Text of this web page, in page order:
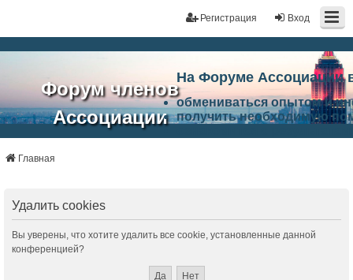
Вход
Регистрация
Форум членов
Ассоциации
портал"
На Форуме Ассоциации
обмениваться опытом и
получить необходимую
Ассоциации.
Главная
Удалить cookies
Вы уверены, что хотите удалить все cookie, установленные данной
конференцией?